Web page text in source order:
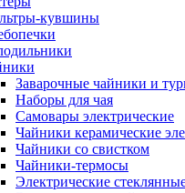
кувшины
Заварочные чайники и
Наборы для чая
Самовары электрические
Чайники керамические
Чайники со свистком
Чайники-термосы
Электрические